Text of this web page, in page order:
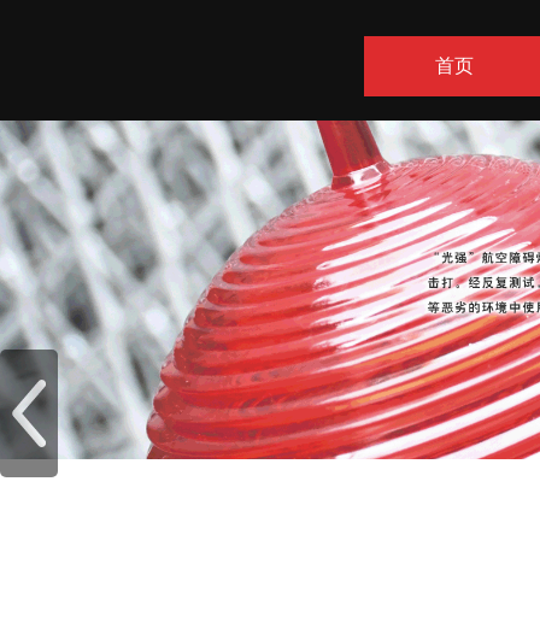
首页
联系方式